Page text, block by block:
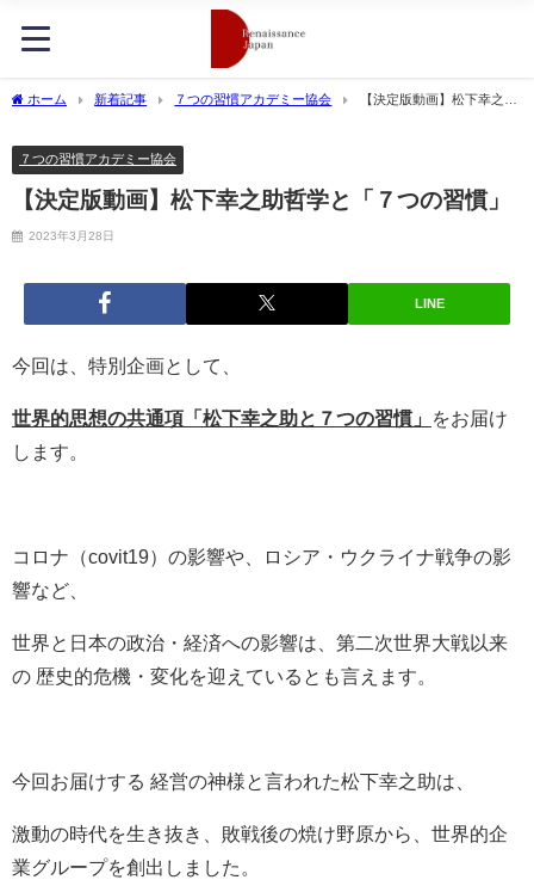
ホーム 新着記事 ７つの習慣アカデミー協会
【決定版動画】松下幸之助
７つの習慣アカデミー協会
【決定版動画】松下幸之助哲学と「７つの習慣」
2023年3月28日
LINE
今回は、特別企画として、
世界的思想の共通項 「松下幸之助と７つの習慣」
をお届け
します。
コロナ（covit19）の影響や、
ロシア・ウクライナ戦争の影
響など、
世界と日本の政治・経済への影響は、 第二次世界大戦以来
の 歴史的危機・変化を迎えているとも言えます。
今回お届けする 経営の神様と言われた松下幸之助は、
激動の時代を生き抜き、 敗戦後の焼け野原から、 世界的企
業グループを創出しました。